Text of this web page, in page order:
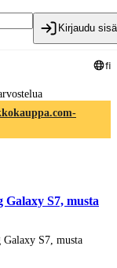
Kirjaudu
fi
Galaxy S7, musta
Galaxy S7, musta